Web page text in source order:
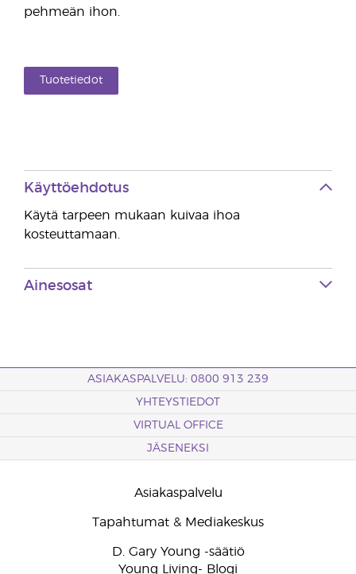
pehmeän ihon.
Tuotetiedot
Käyttöehdotus
Käytä tarpeen mukaan kuivaa ihoa
kosteuttamaan.
Ainesosat
ASIAKASPALVELU: 0800 913 239
YHTEYSTIEDOT
VIRTUAL OFFICE
JÄSENEKSI
Asiakaspalvelu
Tapahtumat & Mediakeskus
D. Gary Young -säätiö
Young Living- Blogi